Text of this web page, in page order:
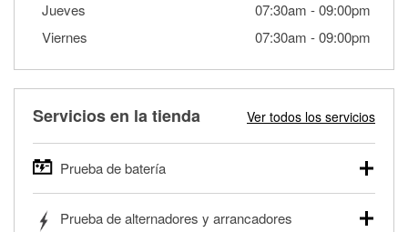
Jueves
07:30am -09:00pm
Viernes
07:30am -09:00pm
Servicios en la tienda Ver todos los servicios
Prueba de batería
autos, camionetas, SUVs, vehículos comerciales y
Prueba de alternadores y arrancadores